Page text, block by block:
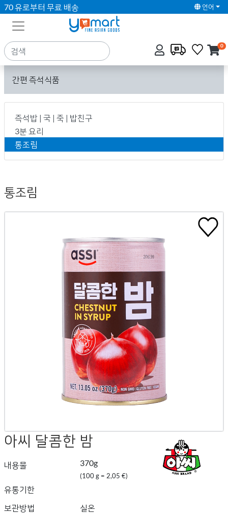
70 유로부터 무료 배송 언어
0
간편 즉석식품
즉석밥 | 국 | 죽 | 밥친구
3분 요리
통조림
통조림
아씨 달콤한 밤
내용물 370g
(100 g = 2,05 €)
유통기한
보관방법
실온